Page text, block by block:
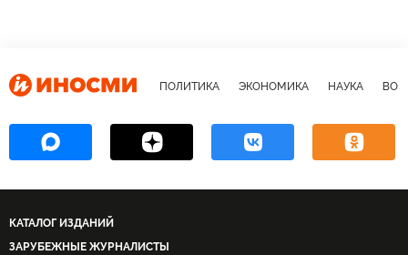
ПОЛИТИКА ЭКОНОМИКА НАУКА
КАТАЛОГ ИЗДАНИЙ
ЗАРУБЕЖНЫЕ ЖУРНАЛИСТЫ